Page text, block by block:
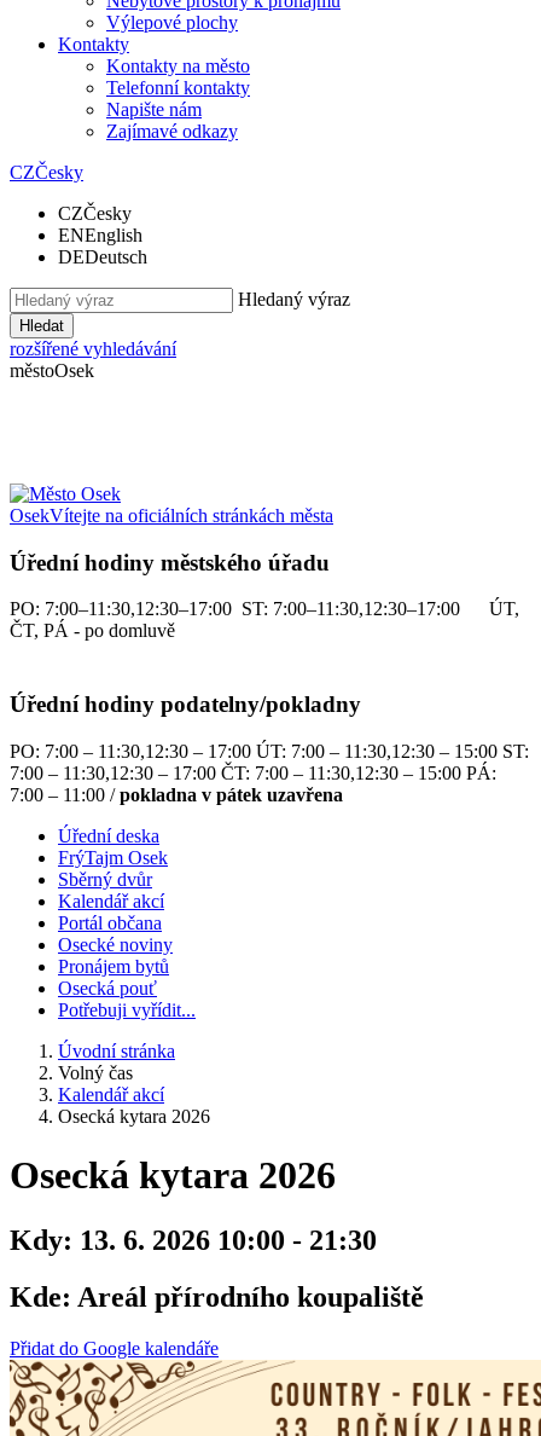
Výlepové plochy
Kontakty
Kontakty na město
Telefonní kontakty
Napište nám
Zajímavé odkazy
CZČesky
CZČesky
ENEnglish
DEDeutsch
Hledaný výraz
Hledat
rozšířené vyhledávání
městoOsek
OsekVítejte na oficiálních stránkách města
Úřední hodiny městského úřadu
PO: 7:00–11:30,12:30–17:00 ST: 7:00–11:30,12:30–17:00 ÚT,
ČT, PÁ - po domluvě
Úřední hodiny podatelny/pokladny
PO: 7:00 – 11:30,12:30 – 17:00 ÚT: 7:00 – 11:30,12:30 – 15:00 ST:
7:00 – 11:30,12:30 – 17:00 ČT: 7:00 – 11:30,12:30 – 15:00 PÁ:
7:00 – 11:00 /pokladna v pátek uzavřena
Úřední deska
FrýTajm Osek
Sběrný dvůr
Kalendář akcí
Portál občana
Osecké noviny
Pronájem bytů
Osecká pouť
Potřebuji vyřídit...
Úvodní stránka
Volný čas
Kalendář akcí
Osecká kytara 2026
Osecká kytara 2026
Kdy: 13. 6. 2026 10:00 - 21:30
Kde: Areál přírodního koupaliště
Přidat do Google kalendáře